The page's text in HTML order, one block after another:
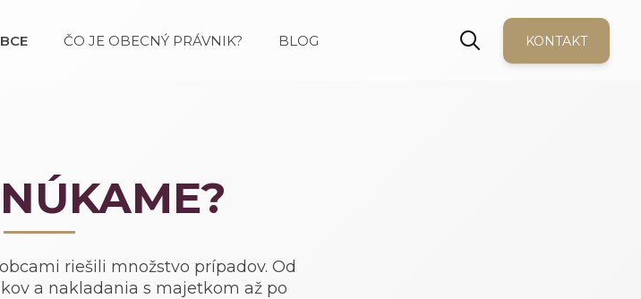
ČO JE OBECNÝ PRÁVNIK? BLOG KONTAKT
riešili množstvo prípadov. Od
a nakladania s majetkom až po